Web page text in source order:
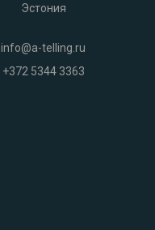
Эстония
info@a-telling.ru
+372 5344 3363